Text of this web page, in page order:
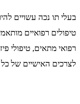
בעלי תו נכה עשויים
טיפולים רפואיים
רפואי מתאים, טיפולי
לצרכים האישיים של